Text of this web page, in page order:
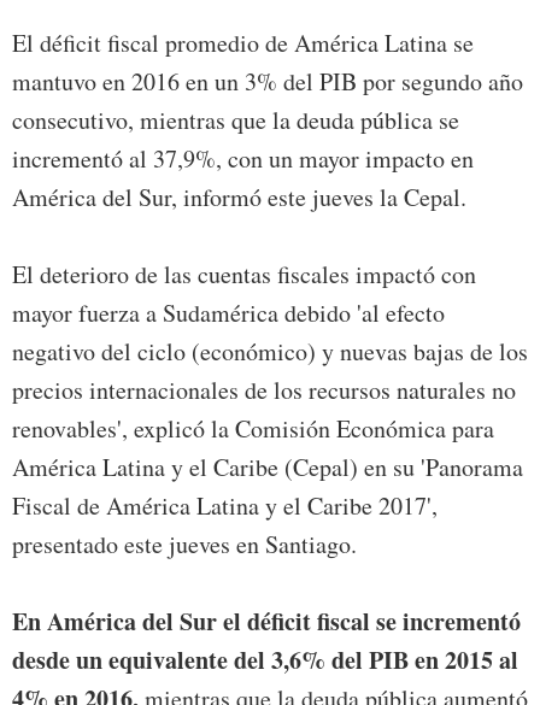
El déficit fiscal promedio de América Latina se
mantuvo en 2016 en un 3% del PIB por segundo año
consecutivo, mientras que la deuda pública se
incrementó al 37,9%, con un mayor impacto en
América del Sur, informó este jueves la Cepal.
El deterioro de las cuentas fiscales impactó con
mayor fuerza a Sudamérica debido 'al efecto
negativo del ciclo (económico) y nuevas bajas de los
precios internacionales de los recursos naturales no
renovables', explicó la Comisión Económica para
América Latina y el Caribe (Cepal) en su 'Panorama
Fiscal de América Latina y el Caribe 2017',
presentado este jueves en Santiago.
En América del Sur el déficit fiscal se incrementó
desde un equivalente del 3,6% del PIB en 2015 al